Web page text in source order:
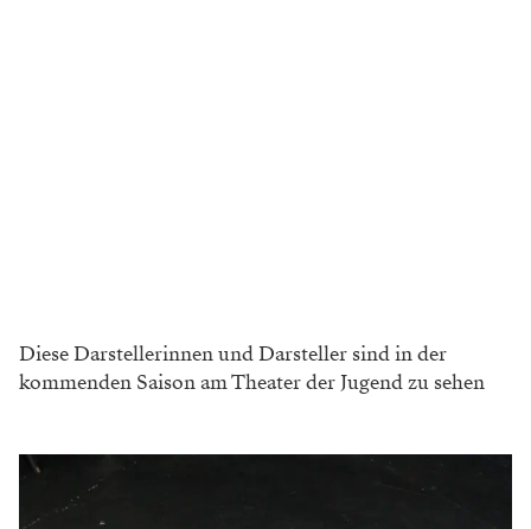
Diese Darstellerinnen und Darsteller sind in der
kommenden Saison am Theater der Jugend zu sehen